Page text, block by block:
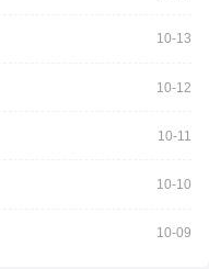
10-13
10-12
10-11
10-10
10-09